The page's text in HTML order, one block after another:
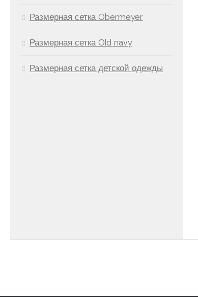
Размерная сетка Obermeyer
Размерная сетка Old navy
Размерная сетка детской одежды